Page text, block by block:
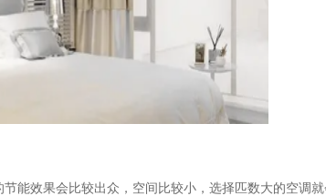
效果会比较出众，空间比较小，选择匹数大的空调